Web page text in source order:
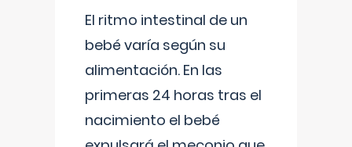
El ritmo intestinal de un
bebé varía según su
alimentación. En las
primeras 24 horas tras el
nacimiento el bebé